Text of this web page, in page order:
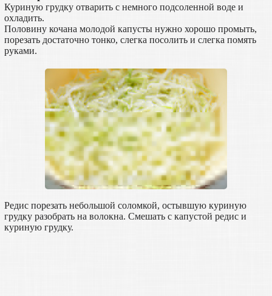
Куриную грудку отварить с немного подсоленной воде и
охладить.
Половину кочана молодой капусты нужно хорошо промыть,
порезать достаточно тонко, слегка посолить и слегка помять
руками.
Редис порезать небольшой соломкой, остывшую куриную
грудку разобрать на волокна. Смешать с капустой редис и
куриную грудку.